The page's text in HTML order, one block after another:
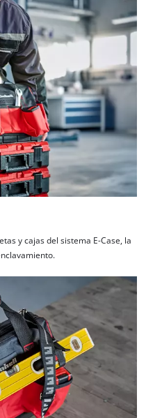
y cajas del sistema E-Case, la